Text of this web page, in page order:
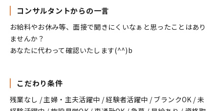
コンサルタントからの一言
お給料やお休み等、面接で聞きにくいなぁと思ったことはあり
ませんか？
あなたに代わって確認いたします(^^)b
こだわり条件
残業なし / 主婦・主夫活躍中 / 経験者活躍中 / ブランクOK / 未